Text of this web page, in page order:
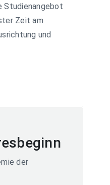
Studienangebot
Zeit am
und
der